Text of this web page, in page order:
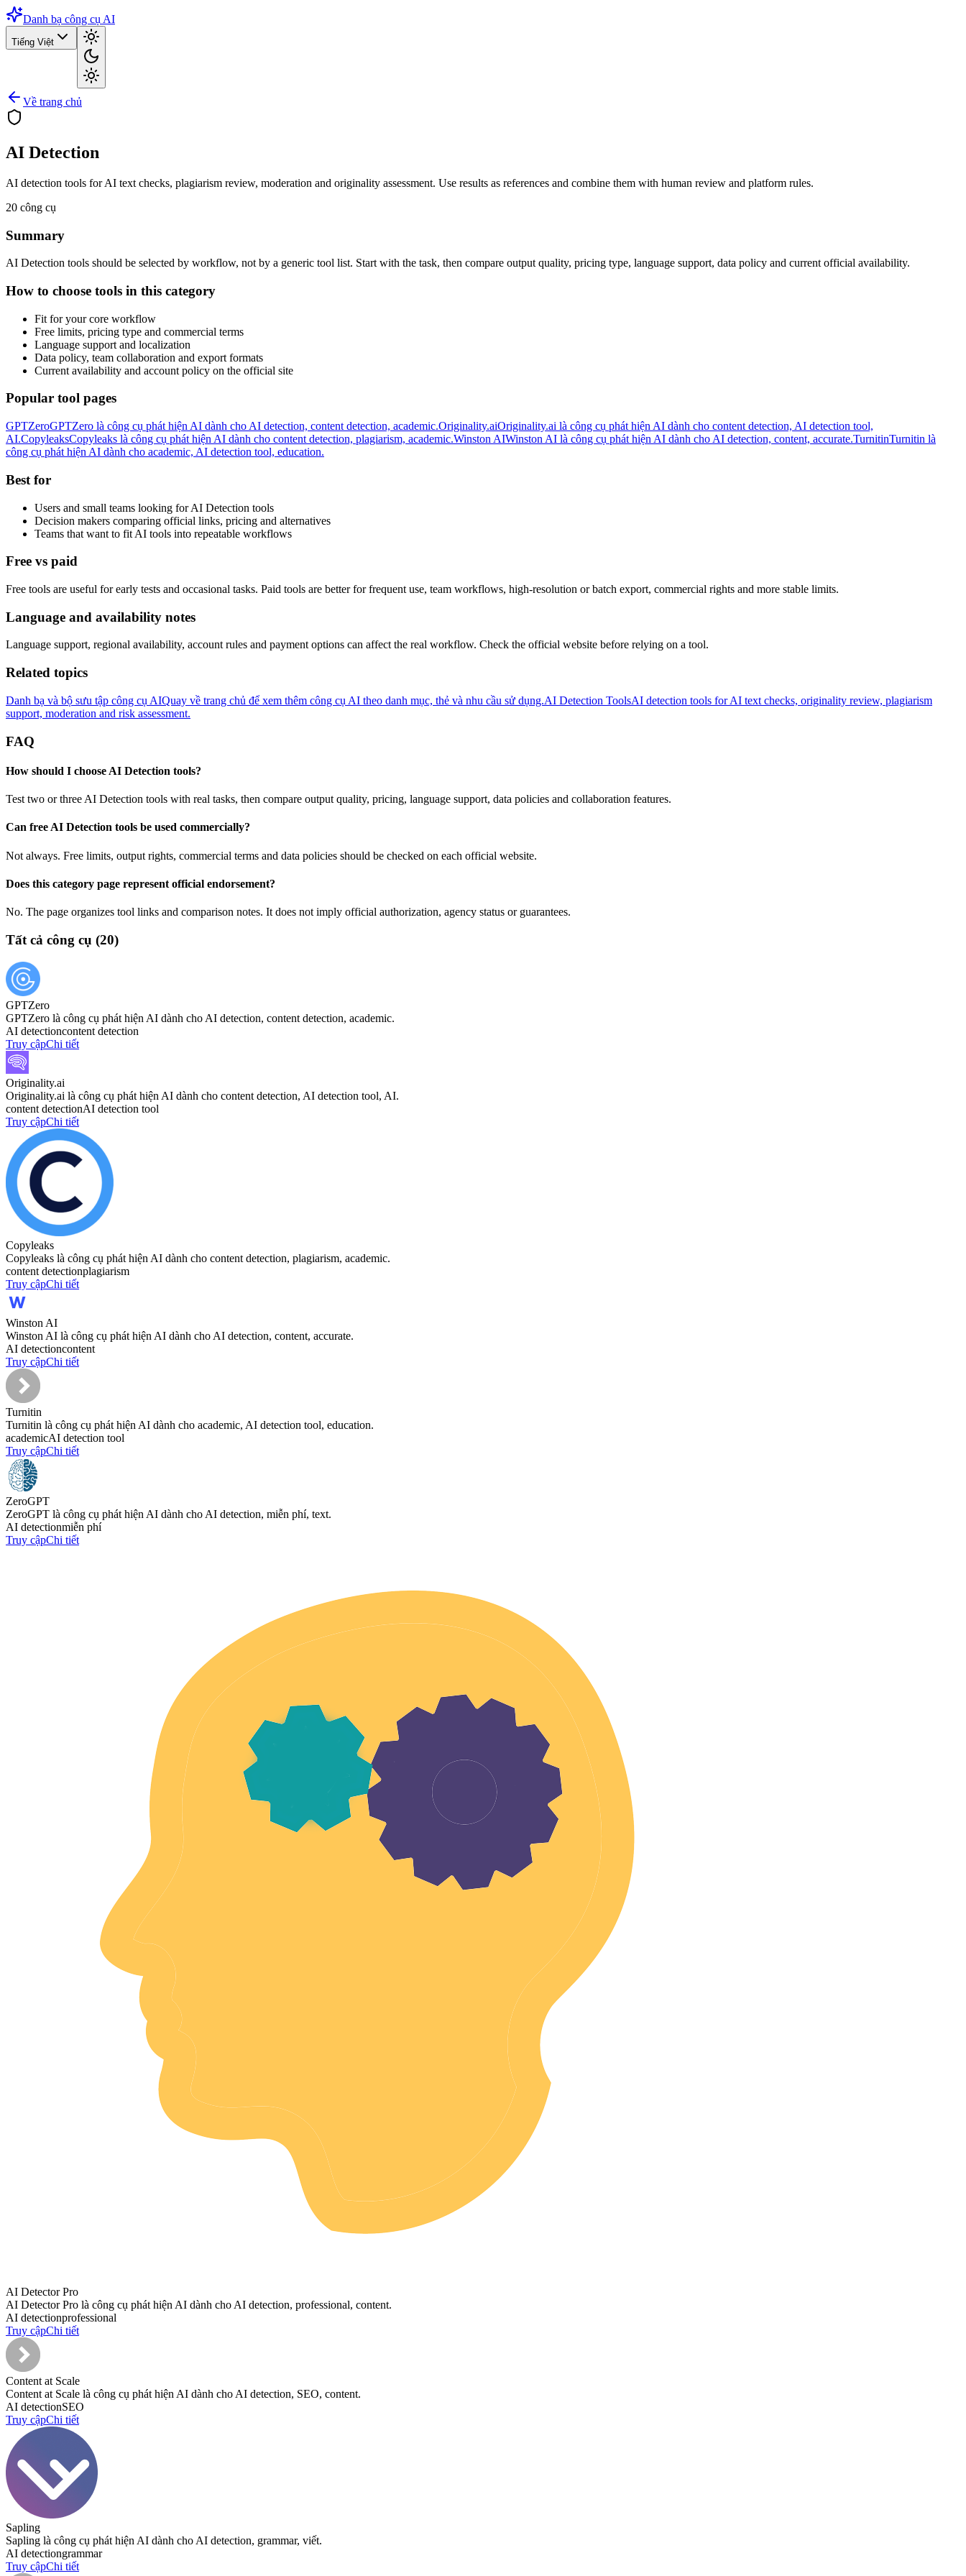
Danh bạ công cụ AI
Tiếng Việt
Về trang chủ
AI Detection
AI detection tools for AI text checks, plagiarism review, moderation and originality assessment. Use results as references and combine them with human review and platform rules.
20 công cụ
Summary
AI Detection tools should be selected by workflow, not by a generic tool list. Start with the task, then compare output quality, pricing type, language support, data policy and current official availability.
How to choose tools in this category
Fit for your core workflow
Free limits, pricing type and commercial terms
Language support and localization
Data policy, team collaboration and export formats
Current availability and account policy on the official site
Popular tool pages
GPTZeroGPTZero là công cụ phát hiện AI dành cho AI detection, content detection, academic.Originality.aiOriginality.ai là công cụ phát hiện AI dành cho content detection, AI detection tool,
AI.CopyleaksCopyleaks là công cụ phát hiện AI dành cho content detection, plagiarism, academic.Winston AIWinston AI là công cụ phát hiện AI dành cho AI detection, content, accurate.TurnitinTurnitin là
công cụ phát hiện AI dành cho academic, AI detection tool, education.
Best for
Users and small teams looking for AI Detection tools
Decision makers comparing official links, pricing and alternatives
Teams that want to fit AI tools into repeatable workflows
Free vs paid
Free tools are useful for early tests and occasional tasks. Paid tools are better for frequent use, team workflows, high-resolution or batch export, commercial rights and more stable limits.
Language and availability notes
Language support, regional availability, account rules and payment options can affect the real workflow. Check the official website before relying on a tool.
Related topics
Danh bạ và bộ sưu tập công cụ AIQuay về trang chủ để xem thêm công cụ AI theo danh mục, thẻ và nhu cầu sử dụng.AI Detection ToolsAI detection tools for AI text checks, originality review, plagiarism
support, moderation and risk assessment.
FAQ
How should I choose AI Detection tools?
Test two or three AI Detection tools with real tasks, then compare output quality, pricing, language support, data policies and collaboration features.
Can free AI Detection tools be used commercially?
Not always. Free limits, output rights, commercial terms and data policies should be checked on each official website.
Does this category page represent official endorsement?
No. The page organizes tool links and comparison notes. It does not imply official authorization, agency status or guarantees.
Tất cả công cụ (20)
GPTZero
GPTZero là công cụ phát hiện AI dành cho AI detection, content detection, academic.
AI detectioncontent detection
Truy cậpChi tiết
Originality.ai
Originality.ai là công cụ phát hiện AI dành cho content detection, AI detection tool, AI.
content detectionAI detection tool
Truy cậpChi tiết
Copyleaks
Copyleaks là công cụ phát hiện AI dành cho content detection, plagiarism, academic.
content detectionplagiarism
Truy cậpChi tiết
Winston AI
Winston AI là công cụ phát hiện AI dành cho AI detection, content, accurate.
AI detectioncontent
Truy cậpChi tiết
Turnitin
Turnitin là công cụ phát hiện AI dành cho academic, AI detection tool, education.
academicAI detection tool
Truy cậpChi tiết
ZeroGPT
ZeroGPT là công cụ phát hiện AI dành cho AI detection, miễn phí, text.
AI detectionmiễn phí
Truy cậpChi tiết
AI Detector Pro
AI Detector Pro là công cụ phát hiện AI dành cho AI detection, professional, content.
AI detectionprofessional
Truy cậpChi tiết
Content at Scale
Content at Scale là công cụ phát hiện AI dành cho AI detection, SEO, content.
AI detectionSEO
Truy cậpChi tiết
Sapling
Sapling là công cụ phát hiện AI dành cho AI detection, grammar, viết.
AI detectiongrammar
Truy cậpChi tiết